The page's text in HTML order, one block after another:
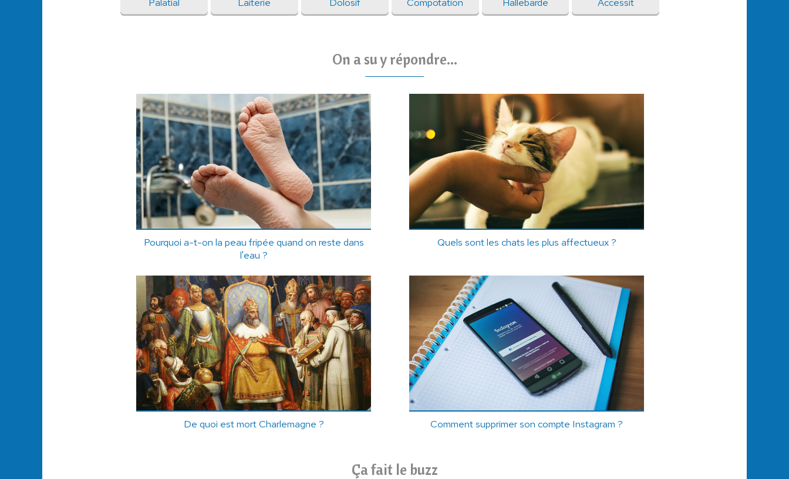
On a su y répondre...
Pourquoi a-t-on la peau fripée quand on reste dans
l'eau ?
Quels sont les chats les plus affectueux ?
De quoi est mort Charlemagne ? Comment supprimer son compte Instagram ?
Ça fait le buzz